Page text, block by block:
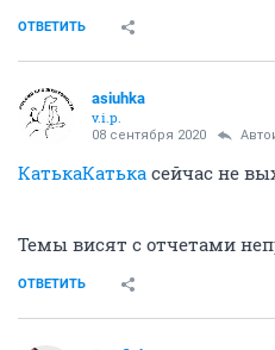
ОТВЕТИТЬ
asiuhka
v.i.p.
08 сентября 2020
КатькаКатька сейчас не
Темы висят с отчетами
ОТВЕТИТЬ